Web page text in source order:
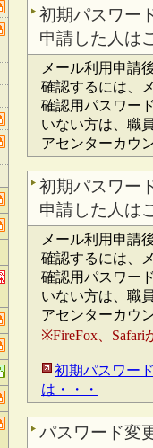
初期パスワ
申請した人は
メール利用申請
確認するには、
確認用パスワー
いない方は、職
アセンターカウ
初期パスワ
申請した人は
メール利用申請
確認するには、
確認用パスワー
いない方は、職
アセンターカウ
※FireFox、Safari
初期パスワー
は・・・
パスワード変